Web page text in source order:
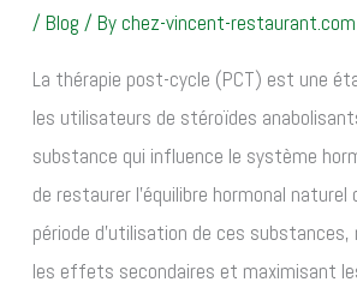
/ Blog / Bychez-vincent-restaurant.com
La thérapie post-cycle (PCT) est une
les utilisateurs de stéroïdes
substance qui influence le système
de restaurer l’équilibre hormonal naturel
période d’utilisation de ces
les effets secondaires et maximisant